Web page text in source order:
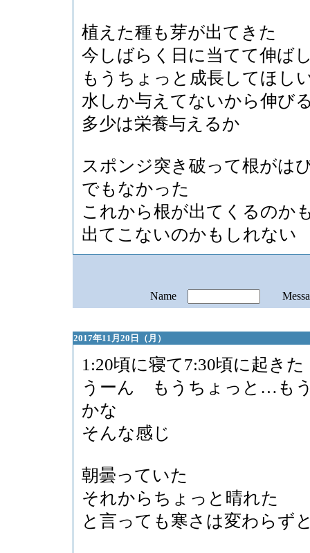
植えた種も芽が出てきた
今しばらく日に当てて伸ば
もうちょっと成長してほし
水しか与えてないから伸び
多少は栄養与えるか
スポンジ突き破って根がは
でもなかった
これから根が出てくるのか
出てこないのかもしれない
Name
2017年11月20日（月）
1:20頃に寝て7:30頃に起きた
うーん もうちょっと…も
かな
そんな感じ
朝曇っていた
それからちょっと晴れた
と言っても寒さは変わらず